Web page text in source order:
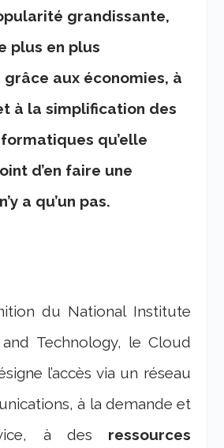
grandissante,
plus en plus
grâce aux économies, à
à la simplification des
qu’elle
d’en faire une
a qu’un pas.
du National Institute
Technology, le Cloud
l’accès via un réseau
à la demande et
à des ressources